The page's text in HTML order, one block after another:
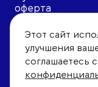
оферта
соглашение
Этот сайт
улучшения
соглашаетесь